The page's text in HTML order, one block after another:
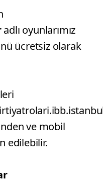
adlı oyunlarımız
ücretsiz olarak
ve mobil
edilebilir.